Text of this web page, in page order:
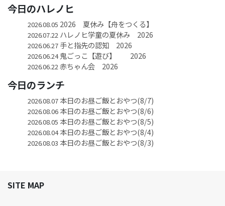
今日のハレノヒ
2026.08.05 2026 夏休み【舟をつくる】
2026.07.22 ハレノヒ学童の夏休み 2026
2026.06.27手と指先の認知 2026
2026.06.24鬼ごっこ【遊び】 2026
2026.06.22赤ちゃん会 2026
今日のランチ
2026.08.07本日のお昼ご飯とおやつ(8/7)
2026.08.06本日のお昼ご飯とおやつ(8/6)
2026.08.05 本日のお昼ご飯とおやつ(8/5)
2026.08.04本日のお昼ご飯とおやつ(8/4)
2026.08.03 本日のお昼ご飯とおやつ(8/3)
SITE MAP